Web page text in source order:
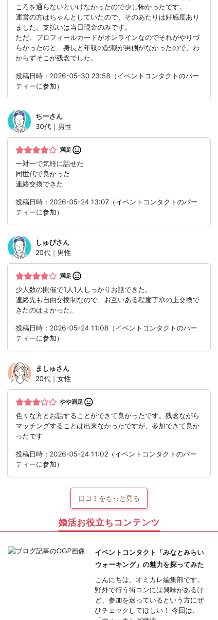
ころを通らないといけなかったので少し怖かったです。
運営の方はちゃんとしていたので、そのあたりは好感度あり
ました。支払いは当日現金のみです。
ただ、プロフィールカードがオンラインなのでそれがやりづ
らかったのと、身長と年収の記載が男側がなかったので、わ
からずそこが残念でした。
投稿日時：2026-05-30 23:58（イベントコンタクトのパー
ティーに参加）
ちーさん
30代｜男性
満足
一対一で気軽に話せた
同世代で良かった
連絡交換できた
投稿日時：2026-05-24 13:07（イベントコンタクトのパー
ティーに参加）
しゅぴさん
20代｜男性
満足
少人数の開催で1人1人しっかりお話できた。
連絡先も自由交換制なので、お互いある程度了承の上交換で
きたのはよかった。
投稿日時：2026-05-24 11:08（イベントコンタクトのパー
ティーに参加）
ましゅさん
20代｜女性
やや満足
色々な方とお話することができて良かったです。残念ながら
マッチングすることは出来なかったですが、参加できて良か
ったです
投稿日時：2026-05-24 11:02（イベントコンタクトのパー
ティーに参加）
口コミをもっと見る
婚活お役立ちコンテンツ
イベントコンタクト「みなとみらい
ウォーキング」の魅力を探ってみた
こんにちは、オミカレ編集部です。
野外で行う街コンには興味があるけ
ど、参加を迷っているという方にぜ
ひチェックしてほしい！ 今回は、